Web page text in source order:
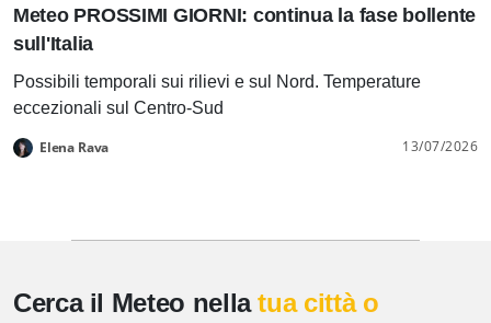
Meteo PROSSIMI GIORNI: continua la fase bollente
sull'Italia
Possibili temporali sui rilievi e sul Nord. Temperature
eccezionali sul Centro-Sud
Elena Rava 13/07/2026
Cerca il Meteo nellatua città o